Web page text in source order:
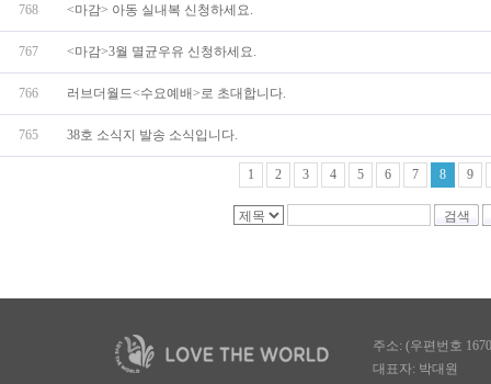
768 <마감> 아동 실내복 신청하세요.
767 <마감>3월 멸균우유 신청하세요.
766 러브더월드<수요예배>로 초대합니다.
765 38호 소식지 발송 소식입니다.
1 2 3 4 5 6 7 8 9
검색
주소: (우편번호
대표자: 박대원